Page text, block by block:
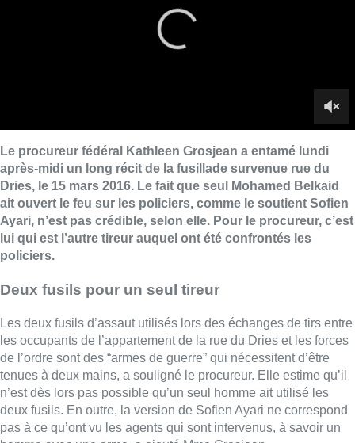
Ayari, n’est pas crédible, selon elle. Pour le procureur, c’est
lui qui est l’autre tireur auquel ont été confrontés les
Les deux fusils d’assaut utilisés lors des échanges de tirs entre
les occupants de l’appartement de la rue du Dries et les forces
de l’ordre sont des “armes de guerre” qui nécessitent d’être
tenues à deux mains, a souligné le procureur. Elle estime qu’il
n’est dès lors pas possible qu’un seul homme ait utilisé les
deux fusils. En outre, la version de Sofien Ayari ne correspond
pas à ce qu’ont vu les agents qui sont intervenus, à savoir un
homme avec une arme, a ajouté Mme Grosjean.
Mohamed Belkaid abattu
Le jour des faits, huit policiers de l’équipe mixte belgo-
française se sont présentés à la porte de l’appartement à
14h15 pour y mener une perquisition. Immédiatement pris pour
cible alors qu’ils pensaient le logement vide, trois d’entre eux
seront blessés dans ce premier échange de tirs.
Peu avant 17h00, des grenades seront jetées dans
l’appartement. Une heure plus tard, Mohamed Belkaid sera
abattu par un tireur d’élite. Un incendie qui s’est déclaré à